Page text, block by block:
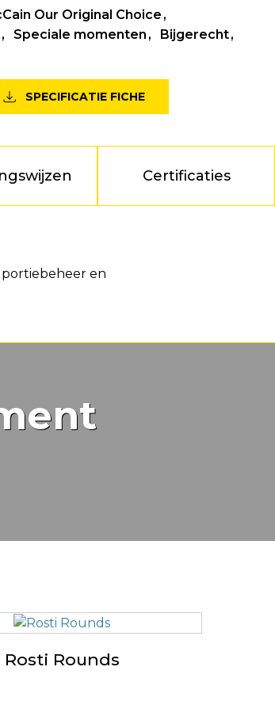
Our Original Choice
Speciale momenten
Bijgerecht
SPECIFICATIE FICHE
Certificaties
en
Rosti Rounds